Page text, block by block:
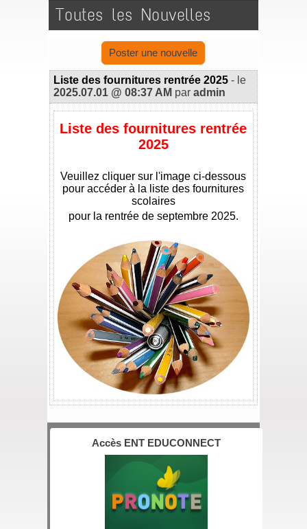
Accès ENT EDUCONNECT
Toutes les Nouvelles
Poster une nouvelle
Liste des fournitures rentrée 2025 - le
2025.07.01 @ 08:37 AM paradmin
Liste des fournitures rentrée
2025
Veuillez cliquer sur l'image ci-dessous
pour accéder à la liste des fournitures
scolaires
pour la rentrée de septembre 2025.